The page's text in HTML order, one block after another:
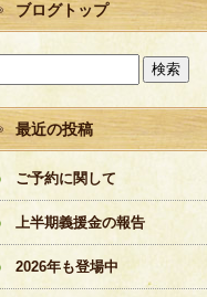
ブログトップ
最近の投稿
ご予約に関して
上半期義援金の報告
2026年も登場中